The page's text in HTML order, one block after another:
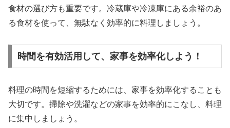
食材の選び方も重要です。冷蔵庫や冷凍庫にある余裕のあ
る食材を使って、無駄なく効率的に料理しましょう。
時間を有効活用して、家事を効率化しよう！
料理の時間を短縮するためには、家事を効率化することも
大切です。掃除や洗濯などの家事を効率的にこなし、料理
に集中しましょう。